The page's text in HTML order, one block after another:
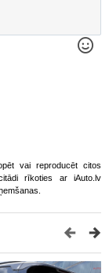
vai reproducēt citos
rīkoties ar iAuto.lv